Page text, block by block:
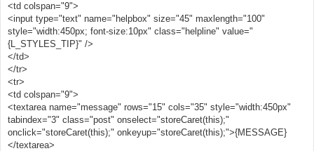
<td colspan="9">
<input type="text" name="helpbox" size="45" maxlength="100"
style="width:450px; font-size:10px" class="helpline" value="
{L_STYLES_TIP}" />
</td>
</tr>
<tr>
<td colspan="9">
<textarea name="message" rows="15" cols="35" style="width:450px"
tabindex="3" class="post" onselect="storeCaret(this);"
onclick="storeCaret(this);" onkeyup="storeCaret(this);">{MESSAGE}
</textarea>